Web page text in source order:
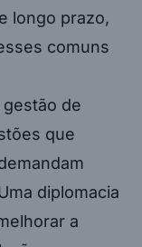
longo prazo,
comuns
de
que
diplomacia
a